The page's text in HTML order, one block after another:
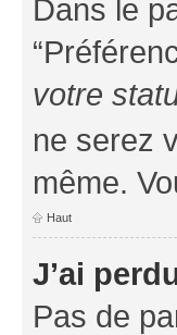
Dans le
votre
ne serez
même.
Haut
J’ai
Pas de